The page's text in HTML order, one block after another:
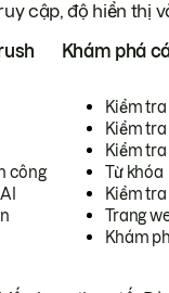
cập, độ hiển thị
công
Khám phá
Kiểm
Kiểm tra
Kiểm
Từ khóa
Kiểm
Trang
Khám